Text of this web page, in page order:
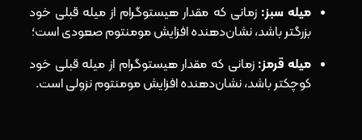
میله سبز:زمانی که مقدار هیستوگرام از میله قبلی خود
بزرگتر باشد، نشان‌دهنده افزایش مومنتوم صعودی است؛
میله قرمز:زمانی که مقدار هیستوگرام از میله قبلی خود
کوچکتر باشد، نشان‌دهنده افزایش مومنتوم نزولی است.